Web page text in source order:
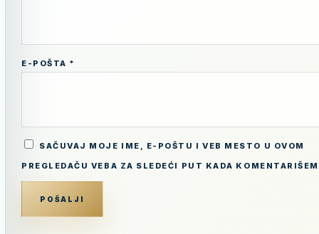
E-POŠTA *
SAČUVAJ MOJE IME, E-POŠTU I VEB MESTO U OVOM
PREGLEDAČU VEBA ZA SLEDEĆI PUT KADA